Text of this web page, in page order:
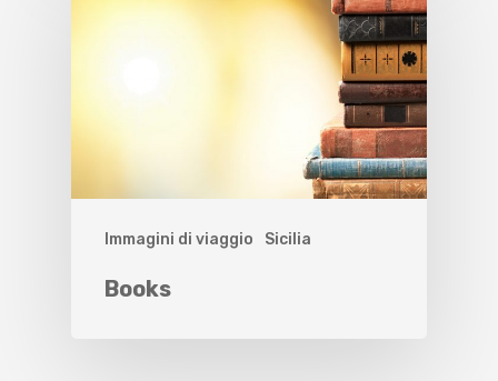
Immagini di viaggio Sicilia
Books